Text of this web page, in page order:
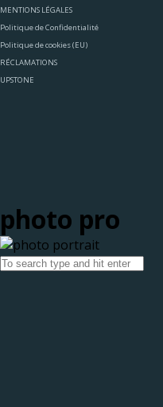
MENTIONS LÉGALES
Politique de Confidentialité
Politique de cookies (EU)
RÉCLAMATIONS
UPSTONE
photo pro